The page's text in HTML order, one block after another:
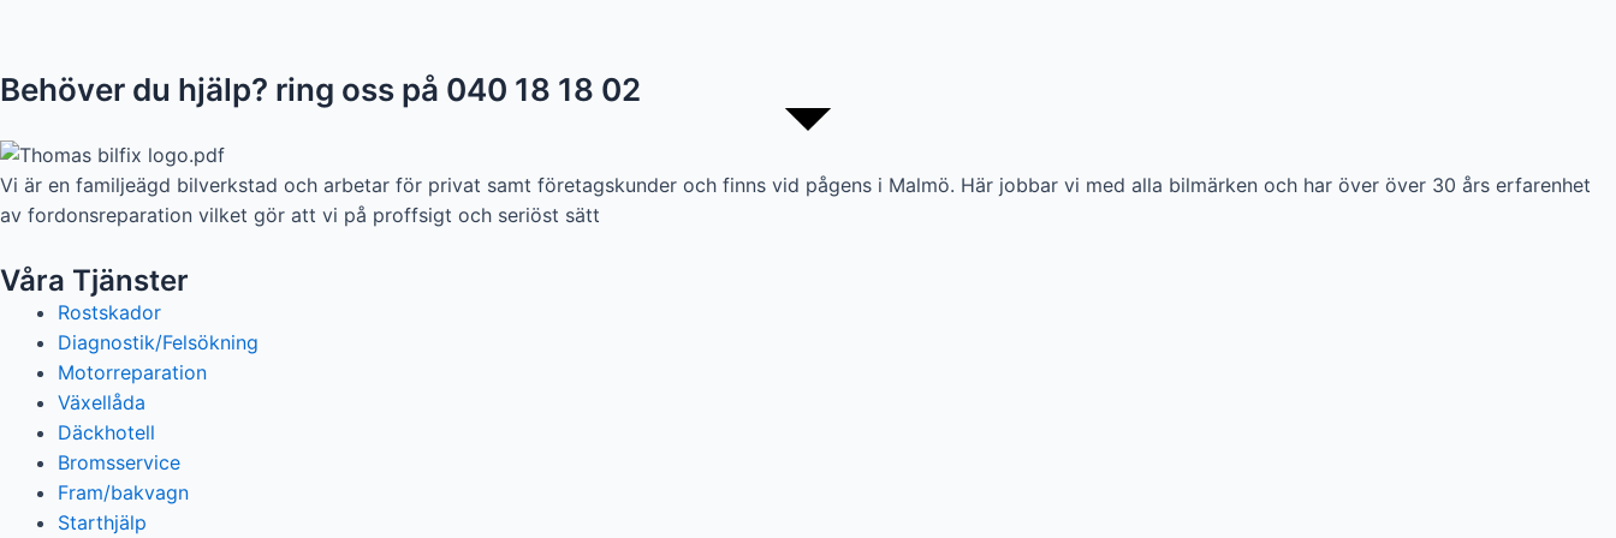
Behöver du hjälp? ring oss på 040 18 18 02
Vi är en familjeägd bilverkstad och arbetar för privat samt företagskunder och finns vid pågens i Malmö. Här jobbar vi med alla bilmärken och har över över 30 års erfarenhet
av fordonsreparation vilket gör att vi på proffsigt och seriöst sätt
Våra Tjänster
Rostskador
Diagnostik/Felsökning
Motorreparation
Växellåda
Däckhotell
Bromsservice
Fram/bakvagn
Starthjälp